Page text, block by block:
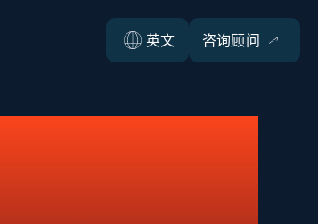
英文 咨询顾问